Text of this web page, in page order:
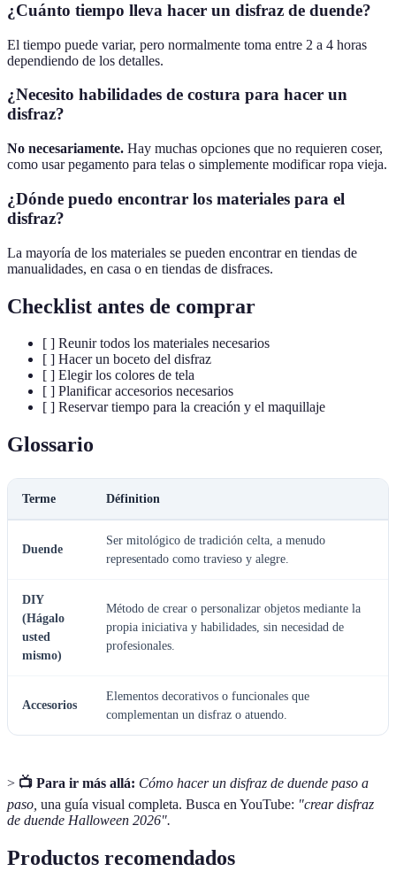
¿Cuánto tiempo lleva hacer un disfraz de duende?
El tiempo puede variar, pero normalmente toma entre 2 a 4 horas
dependiendo de los detalles.
¿Necesito habilidades de costura para hacer un
disfraz?
No necesariamente. Hay muchas opciones que no requieren coser,
como usar pegamento para telas o simplemente modificar ropa vieja.
¿Dónde puedo encontrar los materiales para el
disfraz?
La mayoría de los materiales se pueden encontrar en tiendas de
manualidades, en casa o en tiendas de disfraces.
Checklist antes de comprar
[ ] Reunir todos los materiales necesarios
[ ] Hacer un boceto del disfraz
[ ] Elegir los colores de tela
[ ] Planificar accesorios necesarios
[ ] Reservar tiempo para la creación y el maquillaje
Glossario
Terme Définition
Duende
Ser mitológico de tradición celta, a menudo
representado como travieso y alegre.
DIY
(Hágalo
usted
mismo)
Método de crear o personalizar objetos mediante la
propia iniciativa y habilidades, sin necesidad de
profesionales.
Accesorios
Elementos decorativos o funcionales que
complementan un disfraz o atuendo.
> 📺 Para ir más allá: Cómo hacer un disfraz de duende paso a
paso, una guía visual completa. Busca en YouTube: "crear disfraz
de duende Halloween 2026".
Productos recomendados